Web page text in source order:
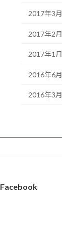
2017年3月
2017年2月
2017年1月
2016年6月
2016年3月
Facebook